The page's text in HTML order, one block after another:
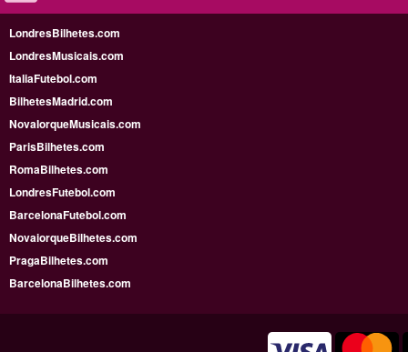
LondresBilhetes.com
LondresMusicais.com
ItaliaFutebol.com
BilhetesMadrid.com
NovaIorqueMusicais.com
ParisBilhetes.com
RomaBilhetes.com
LondresFutebol.com
BarcelonaFutebol.com
NovaiorqueBilhetes.com
PragaBilhetes.com
BarcelonaBilhetes.com